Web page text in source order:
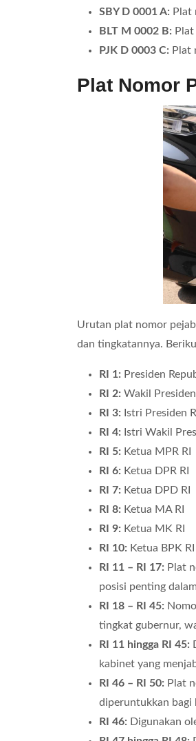
SBY D 0001 A: Plat
BLT M 0002 B:
PJK D 0003 C: Plat
Plat Nomor
Urutan plat nomor
dan tingkatannya.
RI 1: Presiden
RI 2: Wakil
RI 3: Istri Presiden
RI 4: Istri Wakil
RI 5: Ketua MPR RI
RI 6: Ketua DPR RI
RI 7: Ketua DPD RI
RI 8: Ketua MA RI
RI 9: Ketua MK RI
RI 10: Ketua BPK RI
RI 11 – RI 17: Plat
posisi penting
RI 18 – RI 45:
tingkat gubernur,
RI 11 hingga RI 45:
kabinet yang
RI 46 – RI 50: Plat
diperuntukkan bagi
RI 46: Digunakan